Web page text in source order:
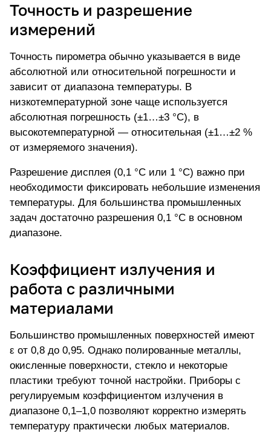
Точность и разрешение
измерений
Точность пирометра обычно указывается в виде
абсолютной или относительной погрешности и
зависит от диапазона температуры. В
низкотемпературной зоне чаще используется
абсолютная погрешность (±1…±3 °C), в
высокотемпературной — относительная (±1…±2 %
от измеряемого значения).
Разрешение дисплея (0,1 °C или 1 °C) важно при
необходимости фиксировать небольшие изменения
температуры. Для большинства промышленных
задач достаточно разрешения 0,1 °C в основном
диапазоне.
Коэффициент излучения и
работа с различными
материалами
Большинство промышленных поверхностей имеют
ε от 0,8 до 0,95. Однако полированные металлы,
окисленные поверхности, стекло и некоторые
пластики требуют точной настройки. Приборы с
регулируемым коэффициентом излучения в
диапазоне 0,1–1,0 позволяют корректно измерять
температуру практически любых материалов.